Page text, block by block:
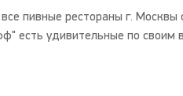
пивные рестораны г. Москвы
есть удивительные по своим